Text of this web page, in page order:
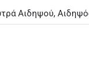
Αιδηψού,